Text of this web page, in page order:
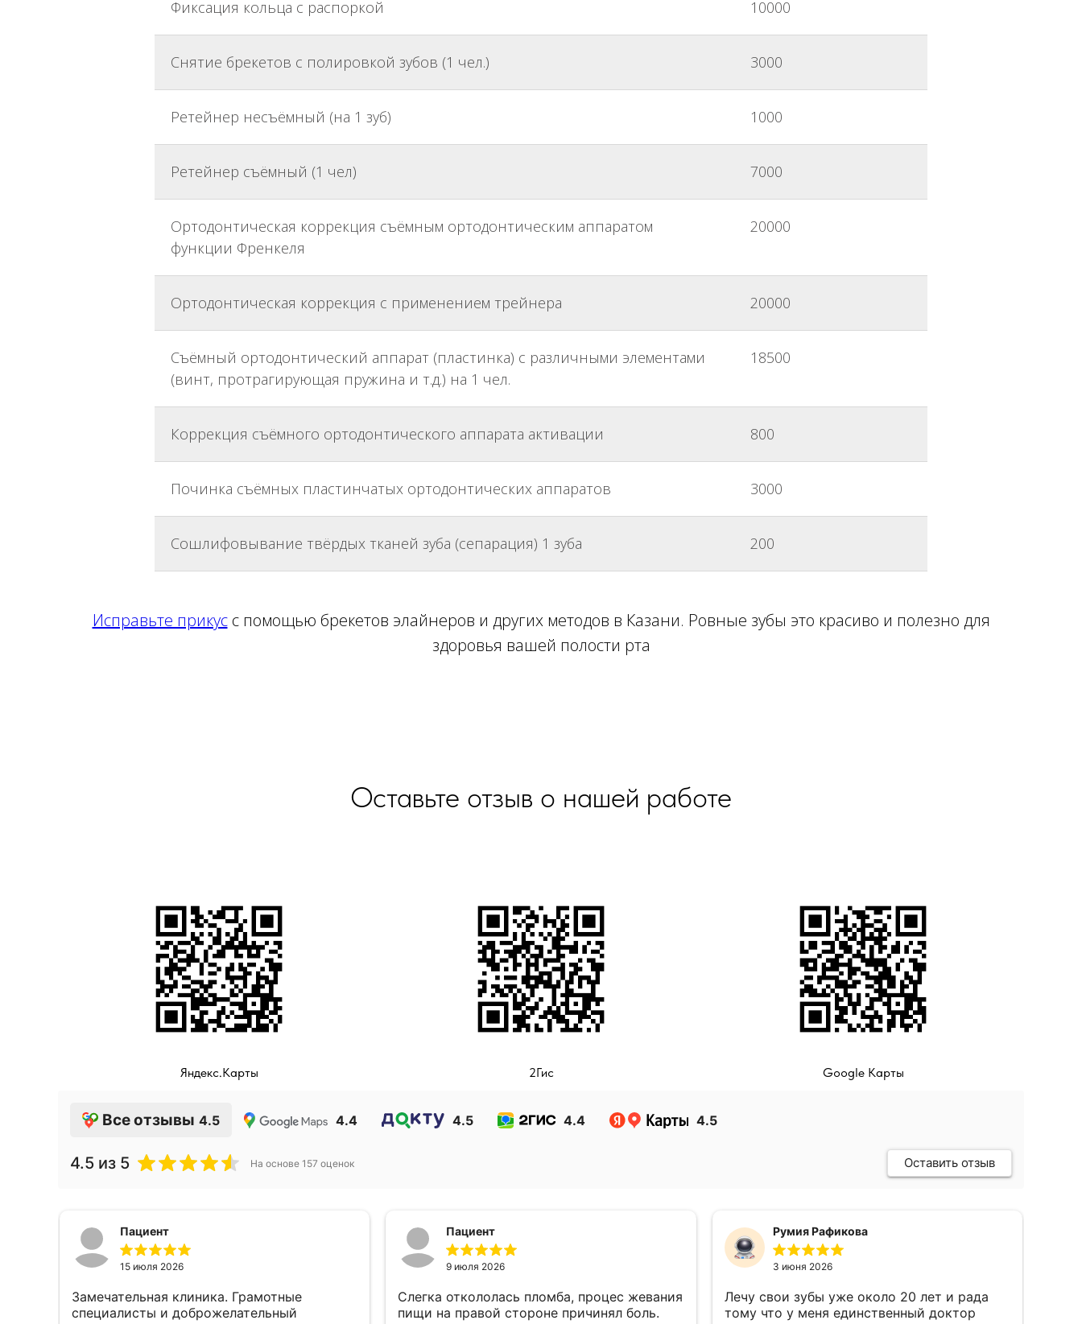
Фиксация кольца с распоркой 10000
Снятие брекетов с полировкой зубов (1 чел.) 3000
Ретейнер несъёмный (на 1 зуб) 1000
Ретейнер съёмный (1 чел) 7000
Ортодонтическая коррекция съёмным ортодонтическим аппаратом
функции Френкеля
20000
Ортодонтическая коррекция с применением трейнера 20000
Съёмный ортодонтический аппарат (пластинка) с различными элементами
(винт, протрагирующая пружина и т.д.) на 1 чел.
18500
Коррекция съёмного ортодонтического аппарата активации 800
Починка съёмных пластинчатых ортодонтических аппаратов 3000
Сошлифовывание твёрдых тканей зуба (сепарация) 1 зуба 200
Исправьте прикусс помощью брекетов элайнеров и других методов в Казани. Ровные зубы это красиво и полезно для
здоровья вашей полости рта
Оставьте отзыв о нашей работе
Яндекс.Карты 2Гис Google Карты
Все отзывы 4.5 4.4 4.5 4.4 4.5
4.5 из 5 На основе 157 оценок Оставить отзыв
Пациент
15 июля 2026
Замечательная клиника. Грамотные
специалисты и доброжелательный
Пациент
9 июля 2026
Слегка откололась пломба, процес жевания
пищи на правой стороне причинял боль.
Румия Рафикова
3 июня 2026
Лечу свои зубы уже около 20 лет и рада
тому что у меня единственный доктор